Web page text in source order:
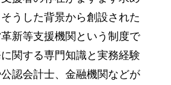
うした背景から創設された
新等支援機関という制度で
関する専門知識と実務経験
認会計士、金融機関などが